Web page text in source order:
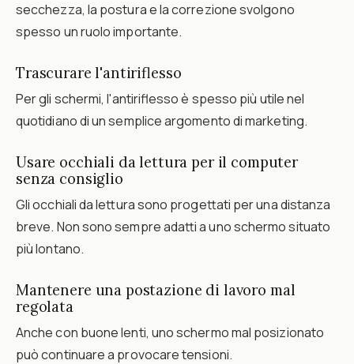
secchezza, la postura e la correzione svolgono
spesso un ruolo importante.
Trascurare l'antiriflesso
Per gli schermi, l'antiriflesso è spesso più utile nel
quotidiano di un semplice argomento di marketing.
Usare occhiali da lettura per il computer
senza consiglio
Gli occhiali da lettura sono progettati per una distanza
breve. Non sono sempre adatti a uno schermo situato
più lontano.
Mantenere una postazione di lavoro mal
regolata
Anche con buone lenti, uno schermo mal posizionato
può continuare a provocare tensioni.